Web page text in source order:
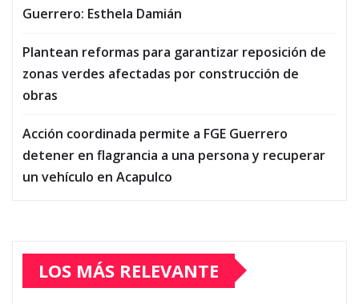
Guerrero: Esthela Damián
Plantean reformas para garantizar reposición de
zonas verdes afectadas por construcción de
obras
Acción coordinada permite a FGE Guerrero
detener en flagrancia a una persona y recuperar
un vehículo en Acapulco
LOS MÁS RELEVANTE